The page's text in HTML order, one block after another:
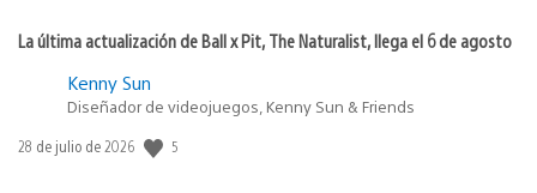
La última actualización de Ball x Pit, The Naturalist, llega el 6 de agosto
Kenny Sun
Diseñador de videojuegos, Kenny Sun & Friends
Fecha
28 de julio de 2026 5